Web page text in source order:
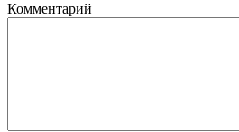
Комментарий